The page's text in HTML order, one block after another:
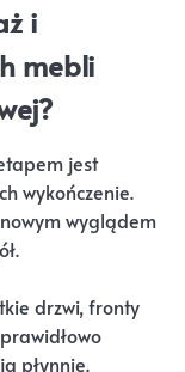
i
mebli
jest
wykończenie.
wyglądem
drzwi, fronty
płynnie.